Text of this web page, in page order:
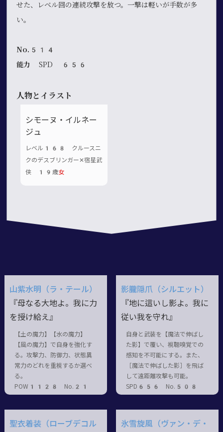
せた、レベル回の連続攻撃を放つ。一撃は軽いが手数が多
い。
No.514
能力SPD 656
人物とイラスト
シモーヌ・イルネー
ジュ
レベル168 クルースニ
クのデスブリンガー✕宿星武
侠 19歳女
山紫水明（ラ・テール）
『母なる大地よ。我に力
を授け給え』
【土の魔力】【水の魔力】
【風の魔力】で自身を強化す
る。攻撃力、防御力、状態異
常力のどれを重視するか選べ
る。
POW1128 No.21
影朧隠爪（シルエット）
『地に這いし影よ。我に
従い我を守れ』
自身と武装を【魔法で伸ばし
た影】で覆い、視聴嗅覚での
感知を不可能にする。また、
［魔法で伸ばした影］を飛ば
して遠距離攻撃も可能。
SPD656 No.508
聖衣着装（ローブデコル
氷雪旋風（ヴァン・デ・